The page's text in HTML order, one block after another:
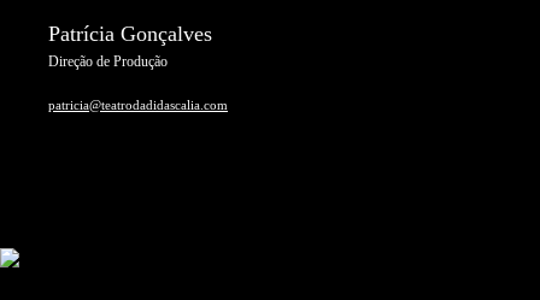
Patrícia Gonçalves
Direção de Produção
patricia@teatrodadidascalia.com